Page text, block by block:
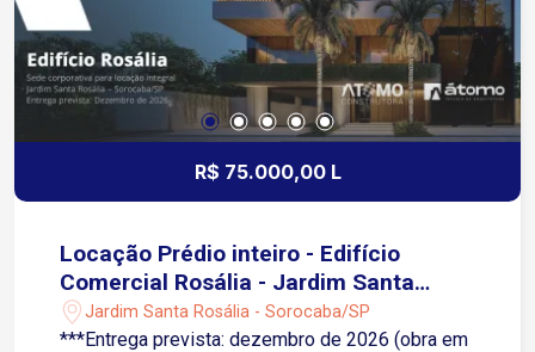
proximidades, facilitando o deslocamento para
diferentes regiões da cidade
R$ 75.000,00 L
Locação Prédio inteiro - Edifício
Comercial Rosália - Jardim Santa
Rosália - Sorocaba/SP
Jardim Santa Rosália - Sorocaba/SP
***Entrega prevista: dezembro de 2026 (obra em